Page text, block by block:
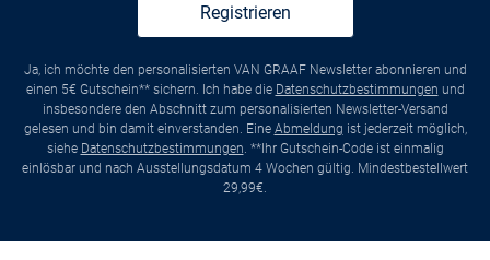
Registrieren
Ja, ich möchte den personalisierten VAN GRAAF Newsletter abonnieren und
einen 5€ Gutschein** sichern. Ich habe die Datenschutzbestimmungen und
insbesondere den Abschnitt zum personalisierten Newsletter-Versand
gelesen und bin damit einverstanden. Eine Abmeldung ist jederzeit möglich,
siehe Datenschutzbestimmungen. **Ihr Gutschein-Code ist einmalig
einlösbar und nach Ausstellungsdatum 4 Wochen gültig. Mindestbestellwert
29,99€.